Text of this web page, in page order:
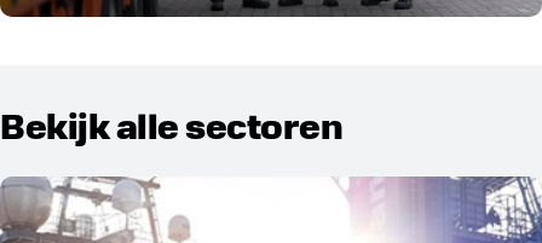
Bekijk alle sectoren